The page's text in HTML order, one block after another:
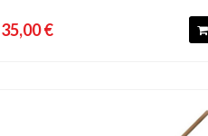
35,00 €